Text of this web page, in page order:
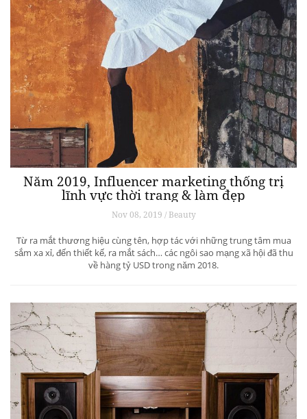
Năm 2019, Influencer marketing thống trị
lĩnh vực thời trang & làm đẹp
Nov 08, 2019 / Beauty
Từ ra mắt thương hiệu cùng tên, hợp tác với những trung tâm mua
sắm xa xỉ, đến thiết kế, ra mắt sách… các ngôi sao mạng xã hội đã thu
về hàng tỷ USD trong năm 2018.